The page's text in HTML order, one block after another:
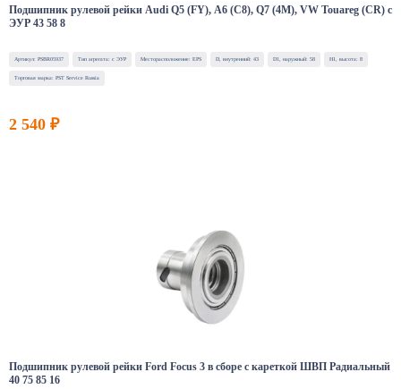
Подшипник рулевой рейки Audi Q5 (FY), A6 (C8), Q7 (4M), VW Touareg (CR) с
ЭУР 43 58 8
Артикул: PSBR05937 Тип агрегата: с ЭУР Месторасположение: EPS D, внутренний: 43 D1, наружный: 58 H1, высота: 8
Торговая марка: PST Service Russia
2 540 ₽
Подшипник рулевой рейки Ford Focus 3 в сборе с кареткой ШВП Радиальный
40 75 85 16